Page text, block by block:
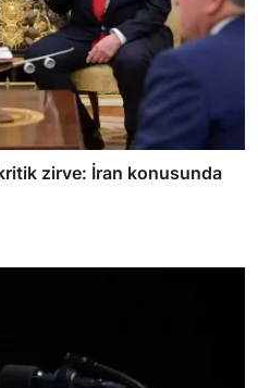
zirve: İran konusunda